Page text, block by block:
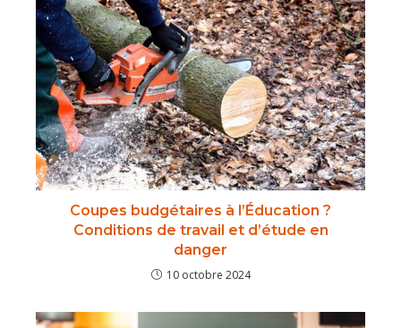
Coupes budgétaires à l’Éducation ?
Conditions de travail et d’étude en
danger
10 octobre 2024